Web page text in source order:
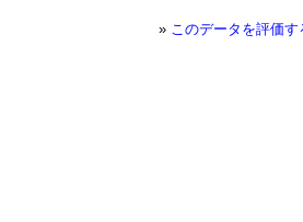
» このデータを評価す